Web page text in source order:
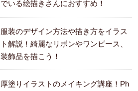
でいる絵描きさんにおすすめ！
服装のデザイン方法や描き方をイラス
ト解説！綺麗なリボンやワンピース、
装飾品を描こう！
厚塗りイラストのメイキング講座！Ph